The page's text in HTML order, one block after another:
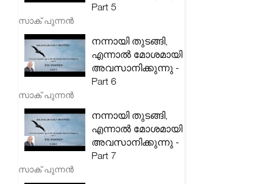
Part 5
സാക് പുന്നൻ
നന്നായി തുടങ്ങി,
എന്നാൽ മോശമായി
അവസാനിക്കുന്നു -
Part 6
സാക് പുന്നൻ
നന്നായി തുടങ്ങി,
എന്നാൽ മോശമായി
അവസാനിക്കുന്നു -
Part 7
സാക് പുന്നൻ